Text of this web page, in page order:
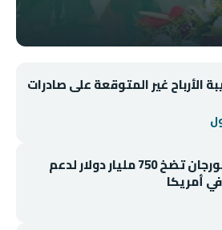
الأرباح غير المتوقعة على صادرات
جيه بي مورجان تضخ 750 مليار دولار لدعم
أمريكا